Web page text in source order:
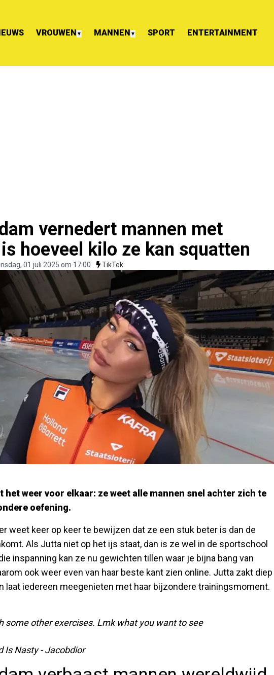
VROUWEN ▼ MANNEN ▼ SPORT ENTERTAINMENT
vernedert mannen met
hoeveel kilo ze kan squatten
01 juli 2025 om 17:00 TikTok
het weer voor elkaar: ze weet alle mannen snel achter zich te
oefening.
weet keer op keer te bewijzen dat ze een stuk beter is dan de
Als Jutta niet op het ijs staat, dan is ze wel in de sportschool
inspanning kan ze nu gewichten tillen waar je bijna bang van
ook weer even van haar beste kant zien online. Jutta zakt diep
laat iedereen meegenieten met haar bijzondere trainingsmoment.
some other exercises. Lmk what you want to see
Is Nasty - Jacobdior